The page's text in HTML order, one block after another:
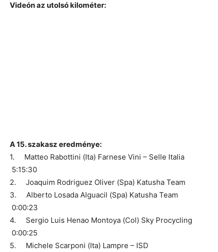
Videón az utolsó kilométer:
A 15. szakasz eredménye:
1. Matteo Rabottini (Ita) Farnese Vini – Selle Italia
5:15:30
2. Joaquim Rodriguez Oliver (Spa) Katusha Team
3. Alberto Losada Alguacil (Spa) Katusha Team
0:00:23
4. Sergio Luis Henao Montoya (Col) Sky Procycling
0:00:25
5. Michele Scarponi (Ita) Lampre – ISD